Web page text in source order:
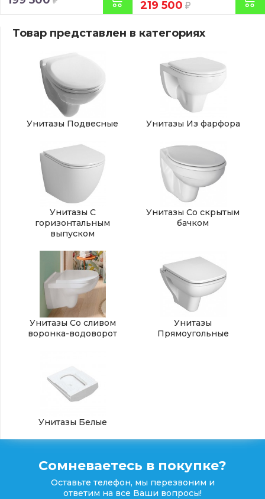
219 500
Товар представлен в категориях
Унитазы Подвесные Унитазы Из фарфора
Унитазы С
горизонтальным
выпуском
Унитазы Со скрытым
бачком
Унитазы Со сливом
воронка-водоворот
Унитазы
Прямоугольные
Унитазы Белые
Сомневаетесь в покупке?
Оставьте телефон, мы перезвоним и
ответим на все Ваши вопросы!